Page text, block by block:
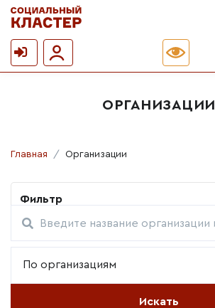
ОРГАНИЗАЦИИ
Главная Организации
Фильтр
По организациям
Искать